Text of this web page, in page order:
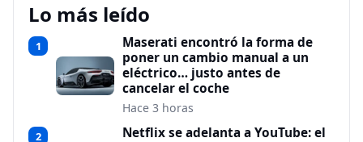
Lo más leído
1
Maserati encontró la forma de
poner un cambio manual a un
eléctrico… justo antes de
cancelar el coche
Hace 3 horas
2
Netflix se adelanta a YouTube: el